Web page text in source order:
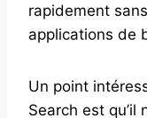
rapidement
applications de
Un point
Search est qu’il